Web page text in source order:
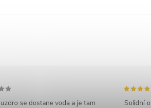
se dostane voda a je tam
Solidní